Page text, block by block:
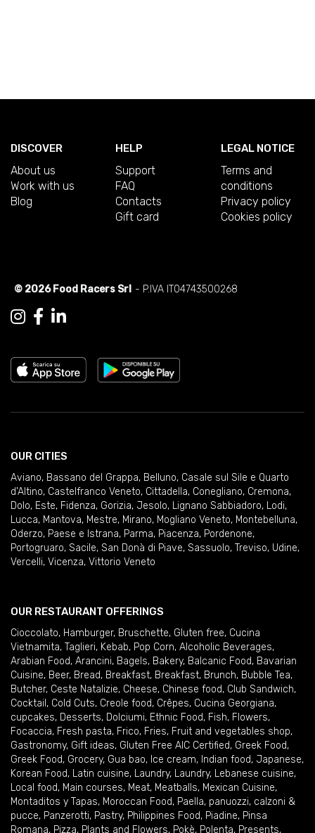
DISCOVER
About us
Work with us
Blog
HELP
Support
FAQ
Contacts
Gift card
LEGAL NOTICE
Terms and
conditions
Privacy policy
Cookies policy
© 2026 Food Racers Srl - P.IVA IT04743500268
OUR CITIES
Aviano, Bassano del Grappa, Belluno, Casale sul Sile e Quarto
d'Altino, Castelfranco Veneto, Cittadella, Conegliano, Cremona,
Dolo, Este, Fidenza, Gorizia, Jesolo, Lignano Sabbiadoro, Lodi,
Lucca, Mantova, Mestre, Mirano, Mogliano Veneto, Montebelluna,
Oderzo, Paese e Istrana, Parma, Piacenza, Pordenone,
Portogruaro, Sacile, San Donà di Piave, Sassuolo, Treviso, Udine,
Vercelli, Vicenza, Vittorio Veneto
OUR RESTAURANT OFFERINGS
Cioccolato, Hamburger, Bruschette, Gluten free, Cucina
Vietnamita, Taglieri, Kebab, Pop Corn, Alcoholic Beverages,
Arabian Food, Arancini, Bagels, Bakery, Balcanic Food, Bavarian
Cuisine, Beer, Bread, Breakfast, Breakfast, Brunch, Bubble Tea,
Butcher, Ceste Natalizie, Cheese, Chinese food, Club Sandwich,
Cocktail , Cold Cuts, Creole food, Crêpes, Cucina Georgiana,
cupcakes, Desserts, Dolciumi, Ethnic Food, Fish, Flowers,
Focaccia, Fresh pasta, Frico, Fries, Fruit and vegetables shop,
Gastronomy, Gift ideas, Gluten Free AIC Certified, Greek Food,
Greek Food, Grocery, Gua bao, Ice cream, Indian food, Japanese,
Korean Food, Latin cuisine, Laundry, Laundry, Lebanese cuisine,
Local food, Main courses, Meat, Meatballs, Mexican Cuisine,
Montaditos y Tapas, Moroccan Food, Paella, panuozzi, calzoni &
pucce, Panzerotti, Pastry, Philippines Food, Piadine, Pinsa
Romana, Pizza, Plants and Flowers, Pokè, Polenta, Presents,